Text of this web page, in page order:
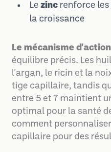
Le zinc renforce
la croissance
Le mécanisme
équilibre précis. Les
l'argan, le ricin et la
tige capillaire, tandis
entre 5 et 7 maintient
optimal pour la santé
comment
capillaire pour des